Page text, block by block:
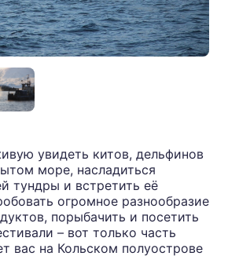
увидеть китов, дельфинов
море, насладиться
тундры и встретить её
огромное разнообразие
порыбачить и посетить
– вот только часть
вас на Кольском полуострове